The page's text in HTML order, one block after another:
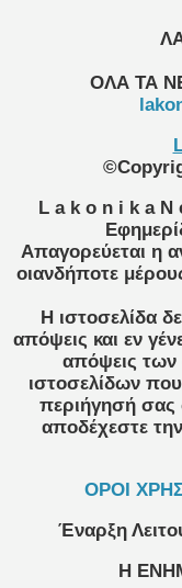
ΟΛΑ ΤΑ
L a k o n i k a N
Απαγορεύεται η
οιανδήποτε
Η ιστοσελίδα
απόψεις και εν
απόψεις των
ιστοσελίδων
περιήγησή
αποδέχεστε
OPOI
Έναρξη
Η